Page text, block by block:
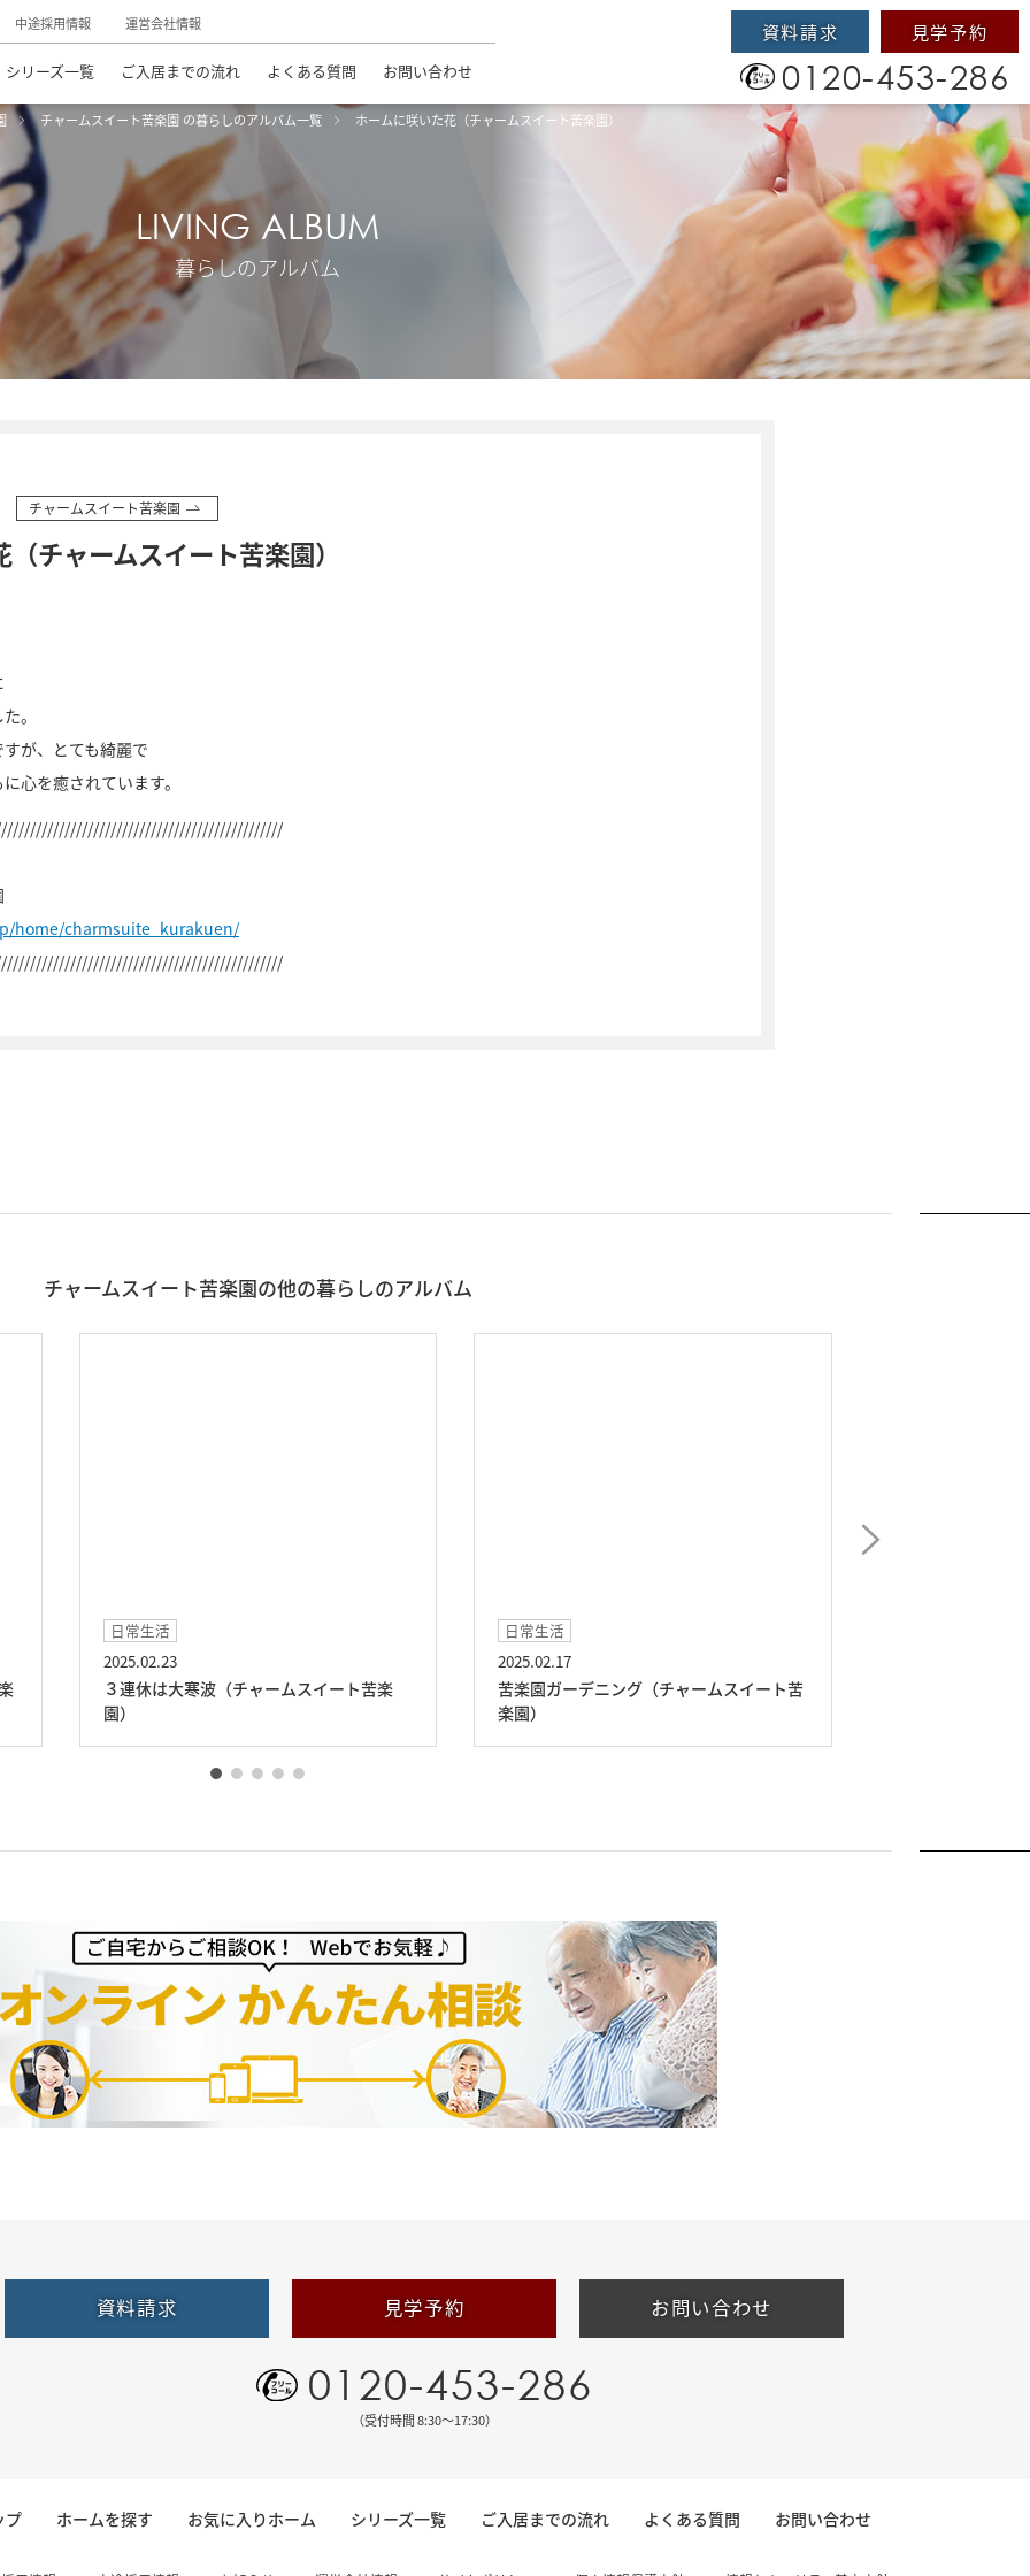
中途採用情報 運営会社情報
シリーズ一覧 ご入居までの流れ よくある質問 お問い合わせ
資料請求 見学予約
0120-453-286
チャームスイート苦楽園 の暮らしのアルバム一覧 ホームに咲いた花（チャームスイート苦楽園）
LIVING ALBUM
暮らしのアルバム
チャームスイート苦楽園
チャームスイート苦楽園）
。
が、とても綺麗で
心を癒されています。
home/charmsuite_kurakuen/
チャームスイート苦楽園の他の暮らしのアルバム
（チャームスイート苦楽
苦楽園ガーデニング（チャームスイート苦
コンサートレク（チャームスイート苦楽
資料請求 見学予約 お問い合わせ
0120-453-286
（受付時間 8:30〜17:30）
プ ホームを探す お気に入りホーム シリーズ一覧 ご入居までの流れ よくある質問 お問い合わせ